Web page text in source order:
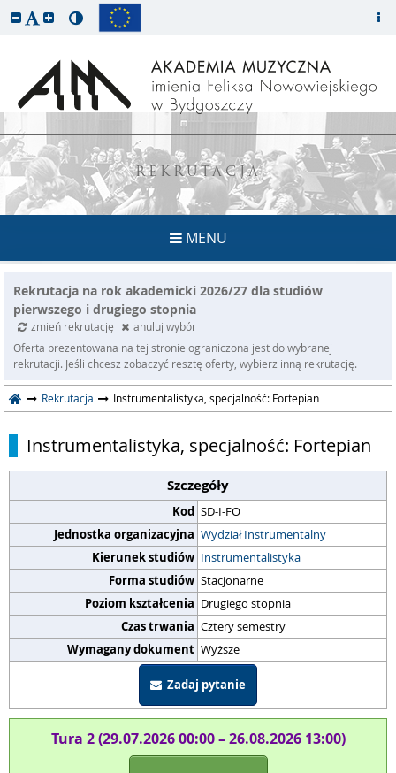
REKRUTACJA
MENU
Rekrutacja na rok akademicki 2026/27 dla studiów
pierwszego i drugiego stopnia
zmień rekrutację
anuluj wybór
Oferta prezentowana na tej stronie ograniczona jest do wybranej
rekrutacji. Jeśli chcesz zobaczyć resztę oferty, wybierz inną rekrutację.
Rekrutacja Instrumentalistyka, specjalność: Fortepian
Instrumentalistyka, specjalność: Fortepian
Szczegóły
Kod SD-I-FO
Jednostka organizacyjna Wydział Instrumentalny
Kierunek studiów Instrumentalistyka
Forma studiów Stacjonarne
Poziom kształcenia Drugiego stopnia
Czas trwania Cztery semestry
Wymagany dokument Wyższe
Zadaj pytanie
Tura 2 (29.07.2026 00:00 – 26.08.2026 13:00)